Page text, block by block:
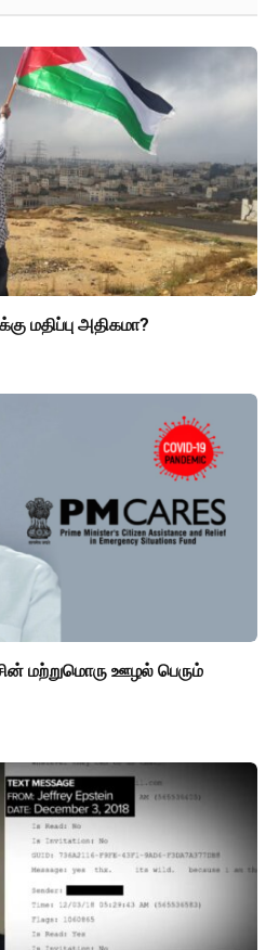
மதிப்பு அதிகமா?
மற்றுமொரு ஊழல் பெரும்